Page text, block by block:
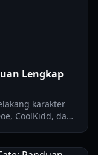
Lengkap
karakter
CoolKidd, dan